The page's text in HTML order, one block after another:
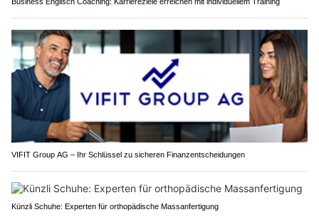
VIFIT Group AG – Ihr Schlüssel zu sicheren Finanzentscheidungen
Künzli Schuhe: Experten für orthopädische Massanfertigung